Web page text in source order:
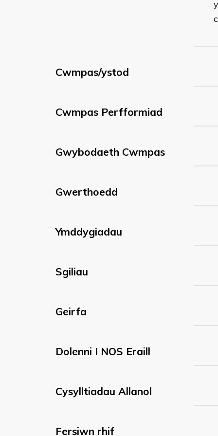
Cwmpas/ystod
Cwmpas Perfformiad
Gwybodaeth Cwmpas
Gwerthoedd
Ymddygiadau
Sgiliau
Geirfa
Dolenni I NOS Eraill
Cysylltiadau Allanol
Fersiwn rhif